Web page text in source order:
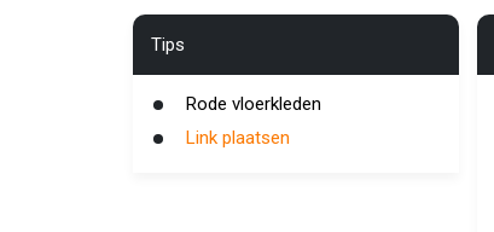
Tips
Rode vloerkleden
Link plaatsen